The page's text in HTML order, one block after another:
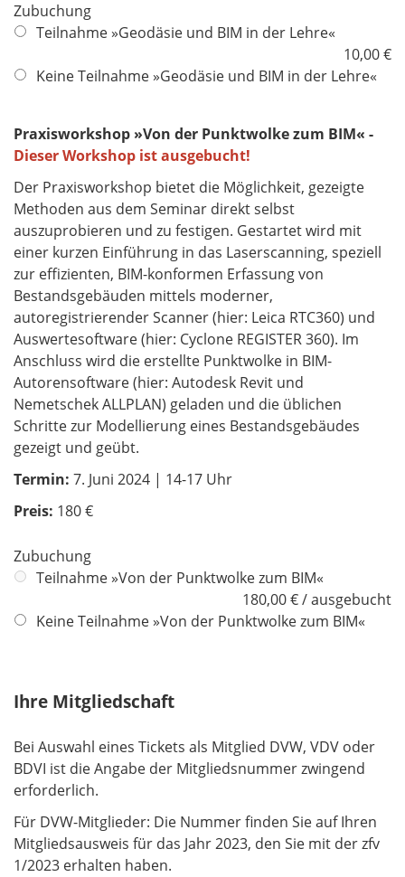
Zubuchung
Teilnahme »Geodäsie und BIM in der Lehre«
10,00 €
Keine Teilnahme »Geodäsie und BIM in der Lehre«
Praxisworkshop »Von der Punktwolke zum BIM« -
Dieser Workshop ist ausgebucht!
Der Praxisworkshop bietet die Möglichkeit, gezeigte
Methoden aus dem Seminar direkt selbst
auszuprobieren und zu festigen. Gestartet wird mit
einer kurzen Einführung in das Laserscanning, speziell
zur effizienten, BIM-konformen Erfassung von
Bestandsgebäuden mittels moderner,
autoregistrierender Scanner (hier: Leica RTC360) und
Auswertesoftware (hier: Cyclone REGISTER 360). Im
Anschluss wird die erstellte Punktwolke in BIM-
Autorensoftware (hier: Autodesk Revit und
Nemetschek ALLPLAN) geladen und die üblichen
Schritte zur Modellierung eines Bestandsgebäudes
gezeigt und geübt.
Termin: 7. Juni 2024 | 14-17 Uhr
Preis: 180 €
Zubuchung
Teilnahme »Von der Punktwolke zum BIM«
180,00 € / ausgebucht
Keine Teilnahme »Von der Punktwolke zum BIM«
Ihre Mitgliedschaft
Bei Auswahl eines Tickets als Mitglied DVW, VDV oder
BDVI ist die Angabe der Mitgliedsnummer zwingend
erforderlich.
Für DVW-Mitglieder: Die Nummer finden Sie auf Ihren
Mitgliedsausweis für das Jahr 2023, den Sie mit der zfv
1/2023 erhalten haben.